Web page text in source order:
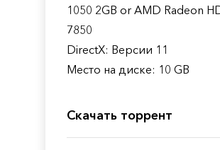
1050 2GB or AMD Radeon
7850
DirectX: Версии 11
Место на диске: 10 GB
Скачать торрент